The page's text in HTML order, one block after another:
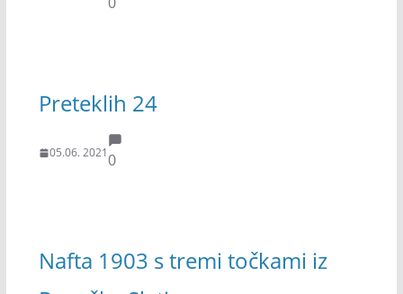
Preteklih 24
05.06. 20210
Nafta 1903 s tremi točkami iz